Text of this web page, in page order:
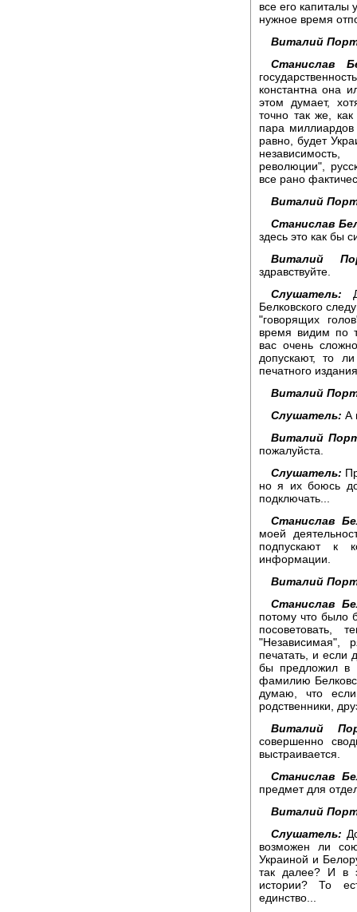
все его капиталы
нужное время
Виталий
Станислав
константна она
этом думает,
точно так же,
пара
равно, будет
революции",
все рано
Виталий
Станислав
здесь это как бы
Виталий
здравствуйте.
Слушатель:
Белковского
"говорящих
время видим по
вас очень
допускают, то
печатного
Виталий
Слушатель: А
Виталий
пожалуйста.
Слушатель:
но я их боюсь
подключать...
Станислав
моей
подпускают к
информации.
Виталий
Станислав
потому что было
посоветовать,
"Независимая",
печатать, и если
бы предложил в
фамилию
думаю, что
родственники,
Виталий
совершенно
выстраивается.
Станислав
предмет для
Виталий
Слушатель:
возможен ли
Украиной и
так далее? И в
истории? То
единство...